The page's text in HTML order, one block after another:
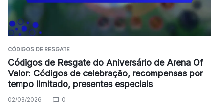
CÓDIGOS DE RESGATE
Códigos de Resgate do Aniversário de Arena Of
Valor: Códigos de celebração, recompensas por
tempo limitado, presentes especiais
02/03/2026 0